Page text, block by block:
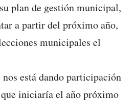
plan de gestión municipal,
a partir del próximo año,
municipales el
está dando participación
iniciaría el año próximo